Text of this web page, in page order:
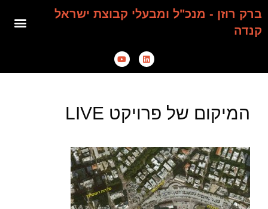
ברק רוזן - מנכ"ל ומבעלי קבוצת ישראל
קנדה
המיקום של פרויקט LIVE